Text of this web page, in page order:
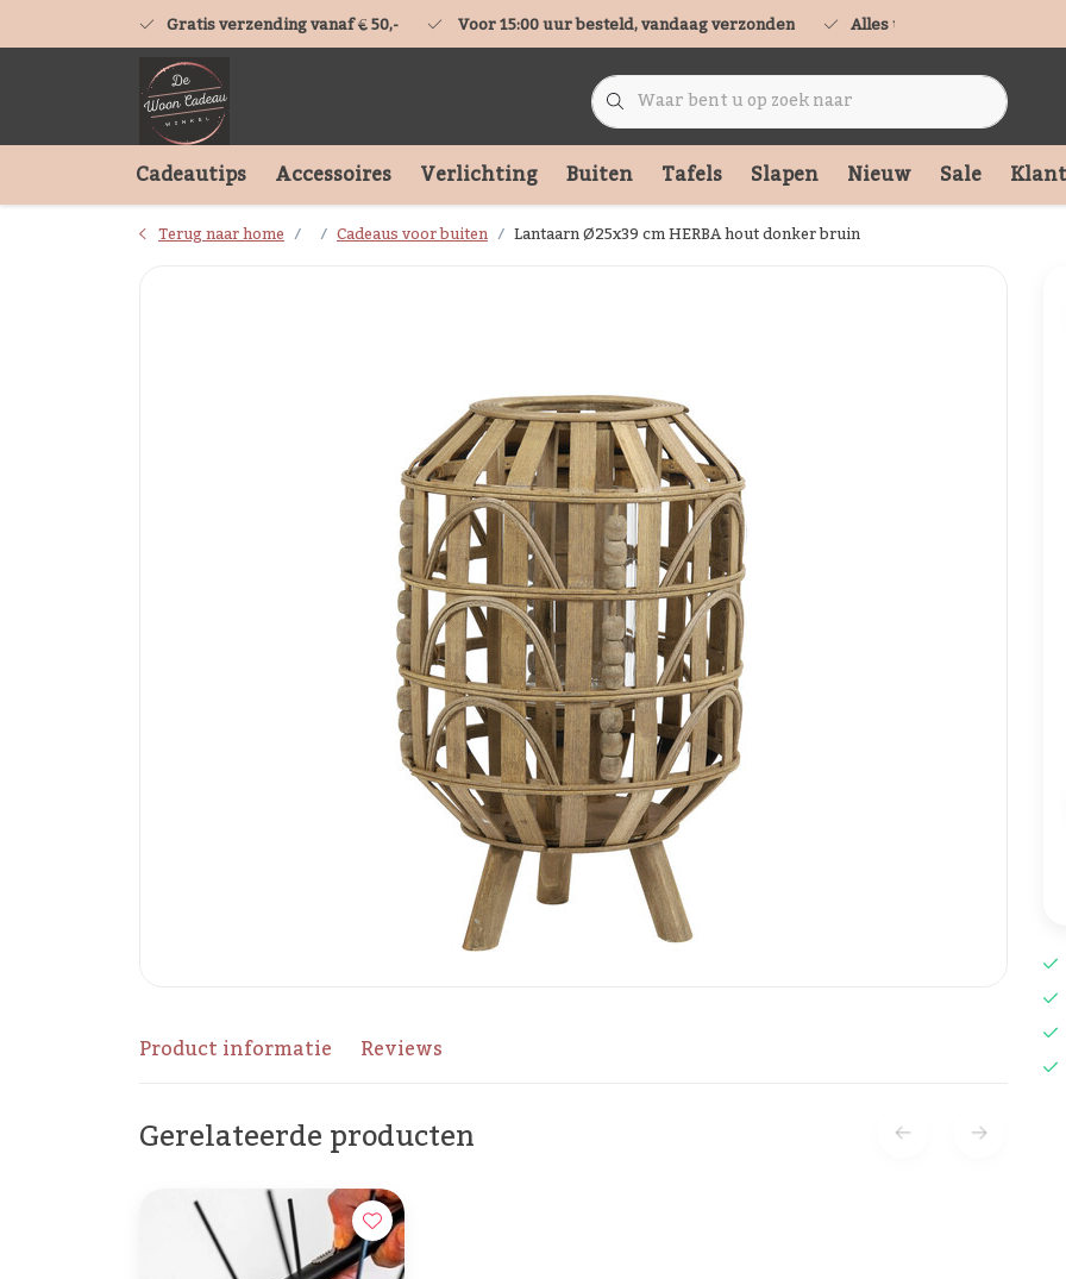
Gratis verzending vanaf € 50,- Voor 15:00 uur besteld, vandaag verzonden Alles uit voorraad leverbaar
Cadeautips Accessoires Verlichting Buiten Tafels Slapen Nieuw Sale
Terug naar home Cadeaus voor buiten Lantaarn Ø25x39 cm HERBA hout donker bruin
Product informatie Reviews
Gerelateerde producten